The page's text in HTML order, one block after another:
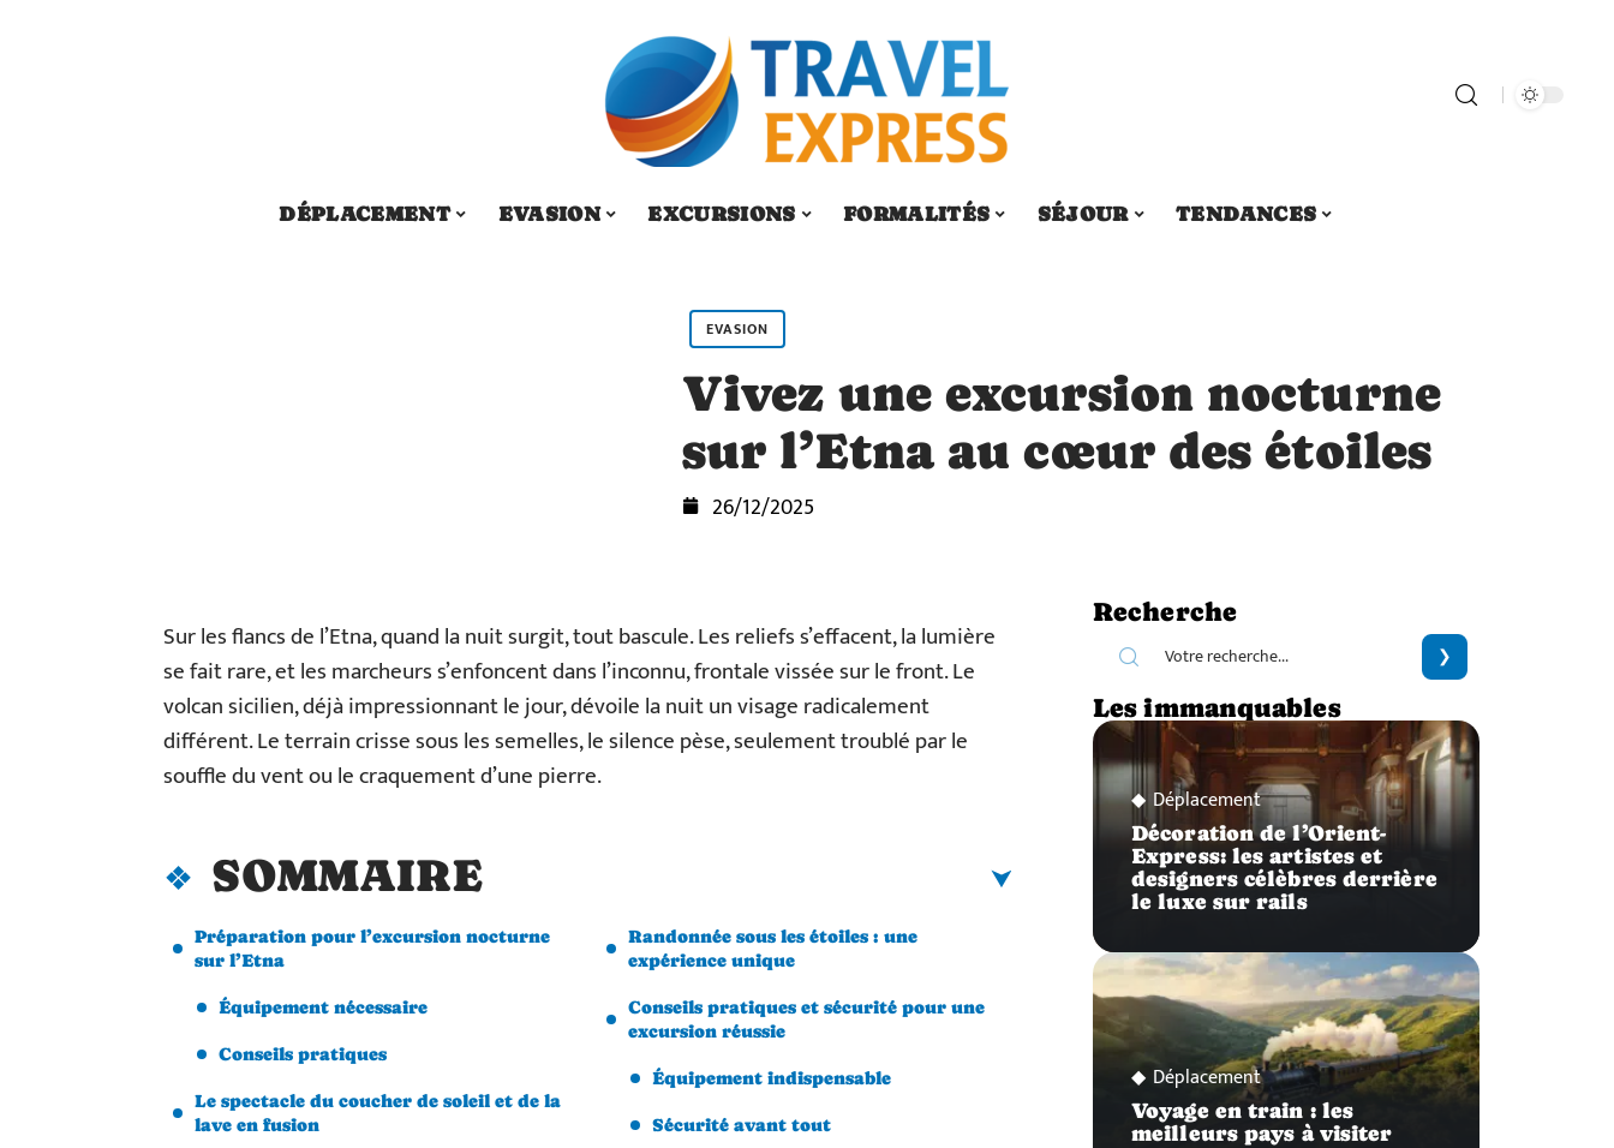
DÉPLACEMENT EVASION EXCURSIONS FORMALITÉS SÉJOUR TENDANCES
EVASION
Vivez une excursion nocturne
sur l’Etna au cœur des étoiles
26/12/2025
Sur les flancs de l’Etna, quand la nuit surgit, tout bascule. Les reliefs s’effacent, la lumière
se fait rare, et les marcheurs s’enfoncent dans l’inconnu, frontale vissée sur le front. Le
volcan sicilien, déjà impressionnant le jour, dévoile la nuit un visage radicalement
différent. Le terrain crisse sous les semelles, le silence pèse, seulement troublé par le
souffle du vent ou le craquement d’une pierre.
SOMMAIRE
Préparation pour l’excursion nocturne
sur l’Etna
Équipement nécessaire
Conseils pratiques
Le spectacle du coucher de soleil et de la
lave en fusion
Randonnée sous les étoiles : une
expérience unique
Conseils pratiques et sécurité pour une
excursion réussie
Équipement indispensable
Sécurité avant tout
Recherche
Les immanquables
Déplacement
Décoration de l’Orient-
Express: les artistes et
designers célèbres derrière
le luxe sur rails
Déplacement
Voyage en train : les
meilleurs pays à visiter